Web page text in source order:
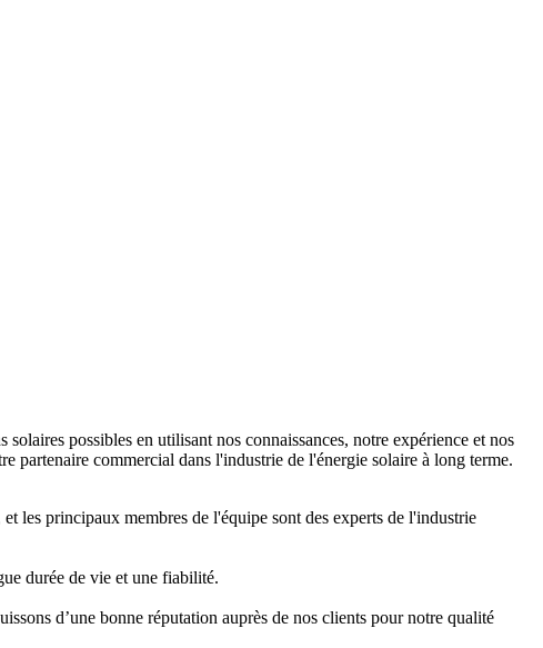
possibles en utilisant nos connaissances, notre expérience et nos
partenaire commercial dans l'industrie de l'énergie solaire à long terme.
les principaux membres de l'équipe sont des experts de l'industrie
durée de vie et une fiabilité.
d’une bonne réputation auprès de nos clients pour notre qualité